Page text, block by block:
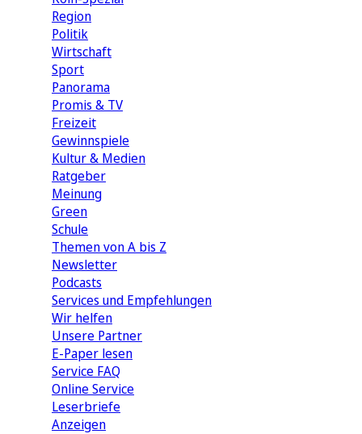
Region
Politik
Wirtschaft
Sport
Panorama
Promis & TV
Freizeit
Gewinnspiele
Kultur & Medien
Ratgeber
Meinung
Green
Schule
Themen von A bis Z
Newsletter
Podcasts
Services und Empfehlungen
Wir helfen
Unsere Partner
E-Paper lesen
Service FAQ
Online Service
Leserbriefe
Anzeigen